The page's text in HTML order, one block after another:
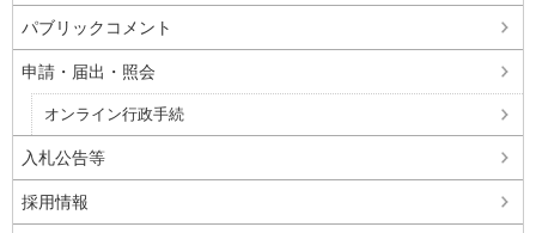
パブリックコメント
申請・届出・照会
オンライン行政手続
入札公告等
採用情報